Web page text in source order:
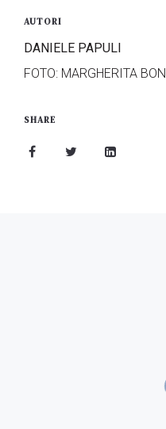
AUTORI
DANIELE PAPULI
FOTO: MARGHERITA
SHARE